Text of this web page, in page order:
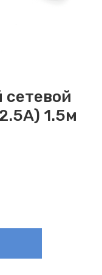
сетевой
1.5м